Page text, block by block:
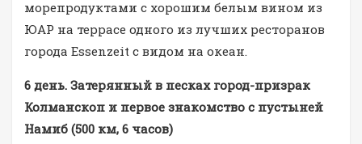
морепродуктами с хорошим белым вином из
ЮАР на террасе одного из лучших ресторанов
города Essenzeit с видом на океан.
6 день. Затерянный в песках город-призрак
Колманскоп и первое знакомство с пустыней
Намиб (500 км, 6 часов)